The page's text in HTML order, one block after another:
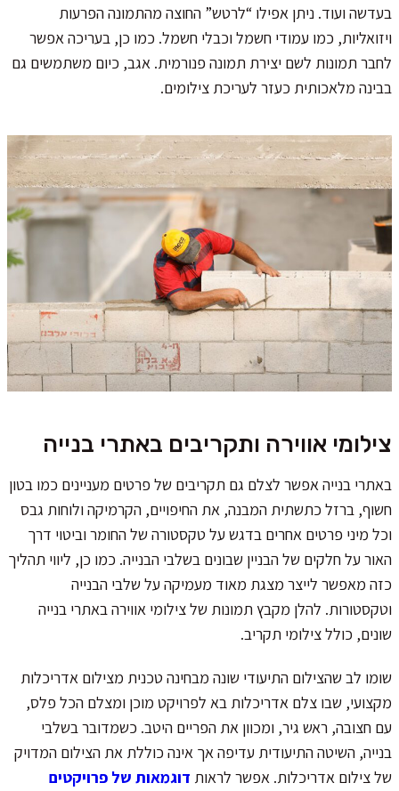
בעדשה ועוד. ניתן אפילו “לרטש” החוצה מהתמונה הפרעות
ויזואליות, כמו עמודי חשמל וכבלי חשמל. כמו כן, בעריכה אפשר
לחבר תמונות לשם יצירת תמונה פנורמית. אגב, כיום משתמשים גם
בבינה מלאכותית כעזר לעריכת צילומים.
צילומי אווירה ותקריבים באתרי בנייה
באתרי בנייה אפשר לצלם גם תקריבים של פרטים מעניינים כמו בטון
חשוף, ברזל כתשתית המבנה, את החיפויים, הקרמיקה ולוחות גבס
וכל מיני פרטים אחרים בדגש על טקסטורה של החומר וביטוי דרך
האור על חלקים של הבניין שבונים בשלבי הבנייה. כמו כן, ליווי תהליך
כזה מאפשר לייצר מצגת מאוד מעמיקה על שלבי הבנייה
וטקסטורות. להלן מקבץ תמונות של צילומי אווירה באתרי בנייה
שונים, כולל צילומי תקריב.
שומו לב שהצילום התיעודי שונה מבחינה טכנית מצילום אדריכלות
מקצועי, שבו צלם אדריכלות בא לפרויקט מוכן ומצלם הכל פלס,
עם חצובה, ראש גיר, ומכוון את הפריים היטב. כשמדובר בשלבי
בנייה, השיטה התיעודית עדיפה אך אינה כוללת את הצילום המדויק
של צילום אדריכלות. אפשר לראות דוגמאות של פרויקטים